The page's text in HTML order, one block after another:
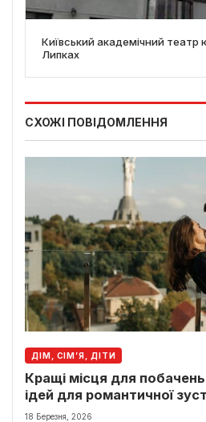
Київський академічний театр
Липках
СХОЖІ ПОВІДОМЛЕННЯ
ДІМ, СІМ’Я, ДІТИ
Кращі місця для
ідей для романтичної
18 Березня, 2026